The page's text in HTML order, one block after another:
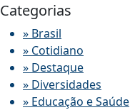
Categorias
» Brasil
» Cotidiano
» Destaque
» Diversidades
» Educação e Saúde